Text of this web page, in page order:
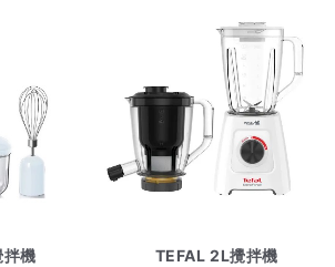
機
TEFAL 2L攪拌機